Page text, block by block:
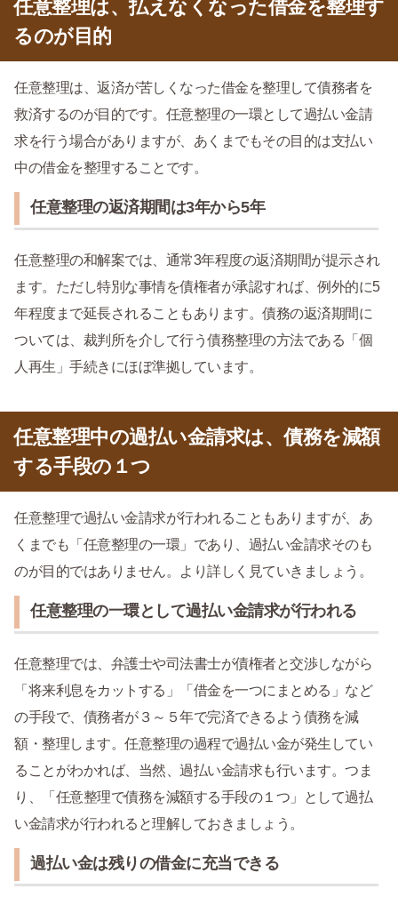
任意整理は、払えなくなった借金を整理す
るのが目的
任意整理は、返済が苦しくなった借金を整理して債務者を
救済するのが目的です。任意整理の一環として過払い金請
求を行う場合がありますが、あくまでもその目的は支払い
中の借金を整理することです。
任意整理の返済期間は3年から5年
任意整理の和解案では、通常3年程度の返済期間が提示され
ます。ただし特別な事情を債権者が承認すれば、例外的に5
年程度まで延長されることもあります。債務の返済期間に
ついては、裁判所を介して行う債務整理の方法である「個
人再生」手続きにほぼ準拠しています。
任意整理中の過払い金請求は、債務を減額
する手段の１つ
任意整理で過払い金請求が行われることもありますが、あ
くまでも「任意整理の一環」であり、過払い金請求そのも
のが目的ではありません。より詳しく見ていきましょう。
任意整理の一環として過払い金請求が行われる
任意整理では、弁護士や司法書士が債権者と交渉しながら
「将来利息をカットする」「借金を一つにまとめる」など
の手段で、債務者が３～５年で完済できるよう債務を減
額・整理します。任意整理の過程で過払い金が発生してい
ることがわかれば、当然、過払い金請求も行います。つま
り、「任意整理で債務を減額する手段の１つ」として過払
い金請求が行われると理解しておきましょう。
過払い金は残りの借金に充当できる